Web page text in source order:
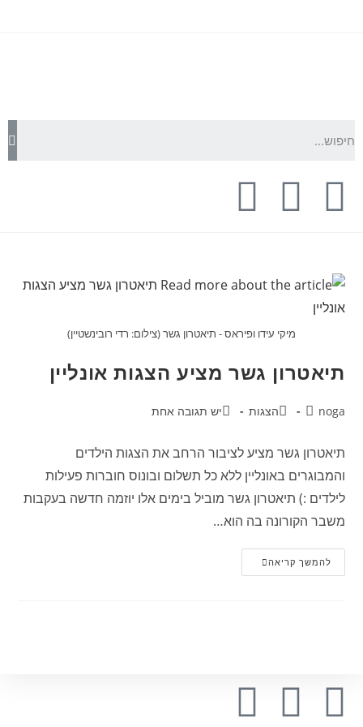
מיקי עידו ופיראס - תיאטרון גשר (צילום: רדי רובינשטיין)
תיאטרון גשר מציע הצגות אונליין
noga הצגות יש תגובה אחת
תיאטרון גשר מציע לציבור הרחב את הצגות הילדים
והמבוגרים באונליין ללא כל תשלום ובונוס חוברות פעילות
לילדים :) תיאטרון גשר מוביל בימים אלו יוזמה חדשה בעקבות
משבר הקורונה בה הוא…
להמשך קריאה